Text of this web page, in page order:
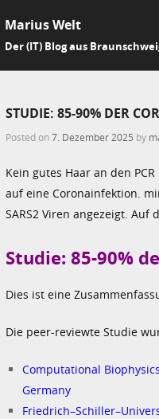
Marius Welt
Der (IT) Blog aus
STUDIE: 85-90% DER
Posted on7. Dezember 2025 by
Kein gutes Haar an den
auf eine Coronainfektion.
SARS2 Viren angezeigt.
Studie: 85-90%
Dies ist eine
Die peer-reviewte Studie
Computational
Germany